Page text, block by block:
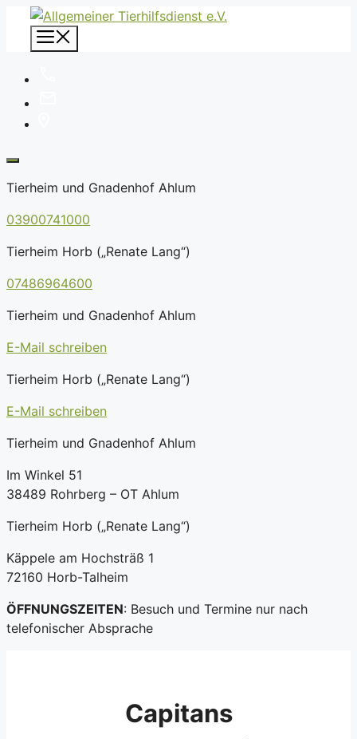
Zum
Inhalt
springen
Tierheim und Gnadenhof Ahlum
03900741000
Tierheim Horb („Renate Lang“)
07486964600
Tierheim und Gnadenhof Ahlum
E-Mail schreiben
Tierheim Horb („Renate Lang“)
E-Mail schreiben
Tierheim und Gnadenhof Ahlum
Im Winkel 51
38489 Rohrberg – OT Ahlum
Tierheim Horb („Renate Lang“)
Käppele am Hochsträß 1
72160 Horb-Talheim
ÖFFNUNGSZEITEN: Besuch und Termine nur nach
telefonischer Absprache
Capitans